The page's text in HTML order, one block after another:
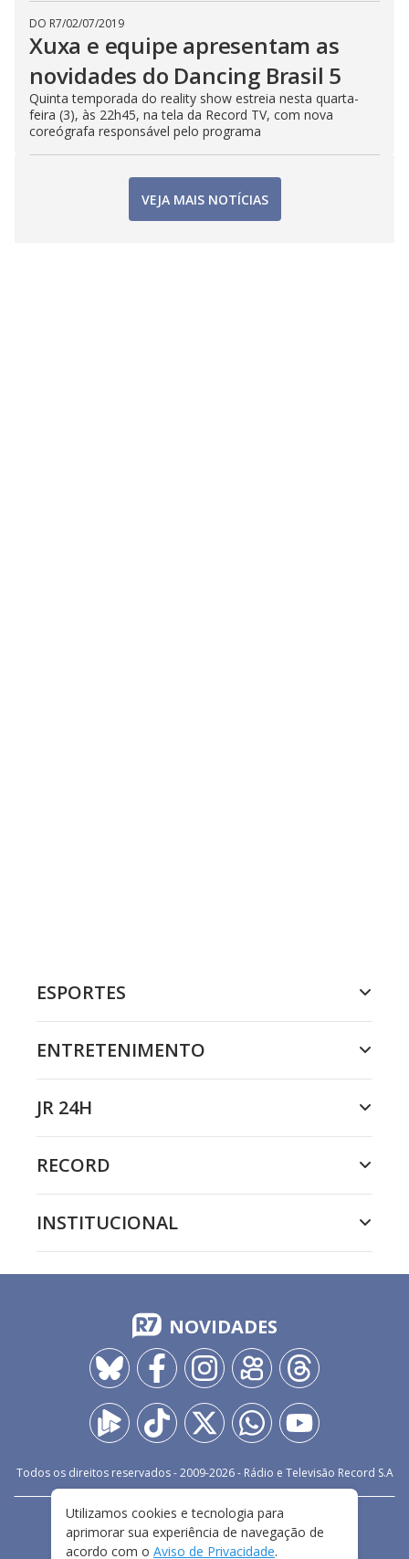
DO R7/02/07/2019
Xuxa e equipe apresentam as
novidades do Dancing Brasil 5
Quinta temporada do reality show estreia nesta quarta-
feira (3), às 22h45, na tela da Record TV, com nova
coreógrafa responsável pelo programa
VEJA MAIS NOTÍCIAS
ESPORTES
ENTRETENIMENTO
JR 24H
RECORD
INSTITUCIONAL
NOVIDADES
Todos os direitos reservados - 2009-2026- Rádio e Televisão Record S.A
FALE CONOSCO
PRIVACIDADE
TERMOS E CONDIÇÕES DE USO
Utilizamos cookies e tecnologia para
aprimorar sua experiência de navegação de
acordo com o Aviso de Privacidade.